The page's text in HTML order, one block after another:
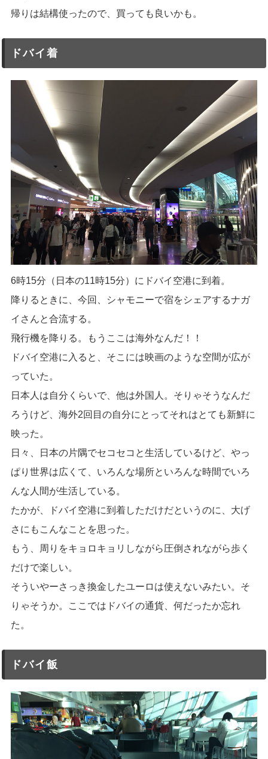
帰りは結構使ったので、買っても良いかも。
ドバイ着
6時15分（日本の11時15分）にドバイ空港に到着。
降りるときに、今回、シャモニーで宿をシェアするナガ
イさんと合流する。
飛行機を降りる。もうここは海外なんだ！！
ドバイ空港に入ると、そこには映画のような空間が広が
っていた。
日本人は自分くらいで、他は外国人。そりゃそうなんだ
ろうけど、海外2回目の自分にとってそれはとても新鮮に
映った。
日々、日本の片隅でセコセコと生活しているけど、やっ
ぱり世界は広くて、いろんな場所といろんな時間でいろ
んな人間が生活している。
たかが、ドバイ空港に到着しただけだというのに、大げ
さにもこんなことを思った。
もう、周りをキョロキョリしながら圧倒されながら歩く
だけで楽しい。
そういやーさっき換金したユーロは使えないみたい。そ
りゃそうか。ここではドバイの通貨、何だったか忘れ
た。
ドバイ飯